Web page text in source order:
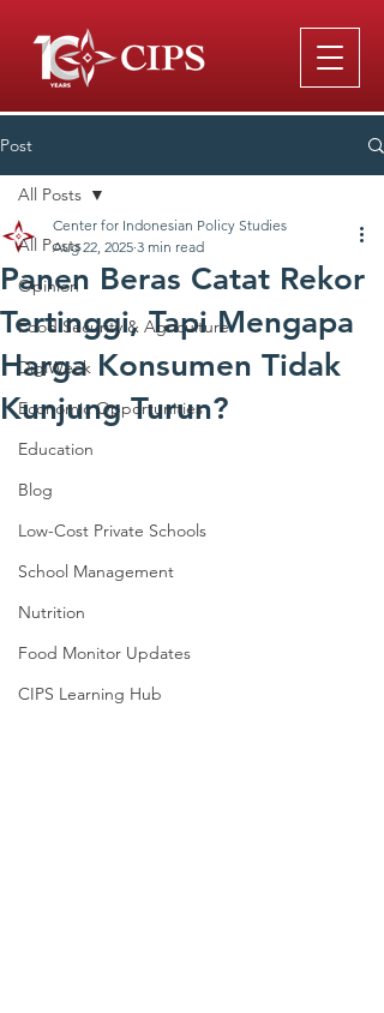
Post
All Posts
Opinion
Food Security & Agriculture
DigiWeek
Economic Opportunities
Education
Blog
Low-Cost Private Schools
School Management
Nutrition
Food Monitor Updates
CIPS Learning Hub
All Posts
Panen Beras Catat Rekor
Tertinggi, Tapi Mengapa
Harga Konsumen Tidak
Kunjung Turun?
Center for Indonesian Policy Studies
Aug 22, 2025 3 min read